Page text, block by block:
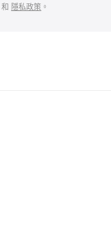
和 隱私政策 。